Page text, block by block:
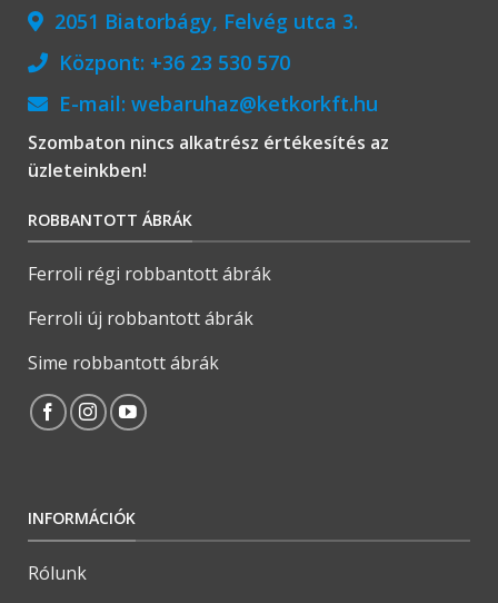
2051 Biatorbágy, Felvég utca 3.
Központ: +36 23 530 570
E-mail: webaruhaz@ketkorkft.hu
Szombaton nincs alkatrész értékesítés az
üzleteinkben!
ROBBANTOTT ÁBRÁK
Ferroli régi robbantott ábrák
Ferroli új robbantott ábrák
Sime robbantott ábrák
INFORMÁCIÓK
Rólunk